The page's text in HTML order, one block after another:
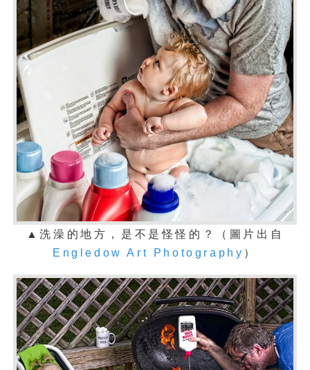
▲洗澡的地方，是不是怪怪的？（圖片出自
Engledow Art Photography ）